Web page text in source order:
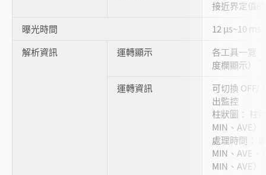
接近界定值
曝光時間
12 μs~10 ms
解析資訊 運轉顯示
各工具一覽
度欄顯示）
運轉資訊
可切換 OFF/
出監控
柱狀圖： 柱
MIN、AVE）
處理時間：
MIN、AVE
MIN、AVE）